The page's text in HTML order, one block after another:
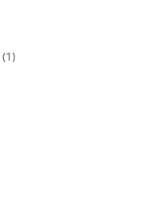
(1)